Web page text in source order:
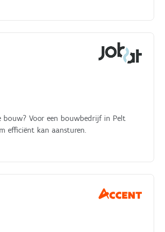
bouw? Voor een bouwbedrijf in Pelt
efficiënt kan aansturen.